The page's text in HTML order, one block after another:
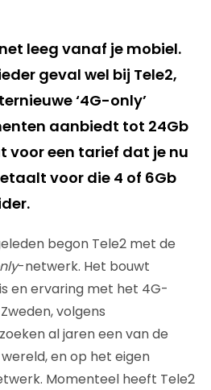
leeg vanaf je mobiel.
geval wel bij Tele2,
‘4G-only’
aanbiedt tot 24Gb
voor een tarief dat je nu
voor die 4 of 6Gb
begon Tele2 met de
-netwerk. Het bouwt
en ervaring met het 4G-
volgens
al jaren een van de
en op het eigen
Momenteel heeft Tele2